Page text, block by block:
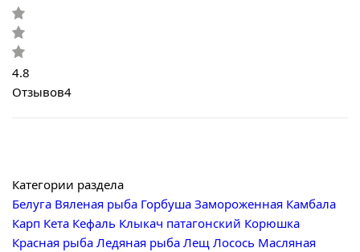
4.8
Отзывов4
Категории раздела
Белуга Вяленая рыба Горбуша Замороженная Камбала
Карп Кета Кефаль Клыкач патагонский Корюшка
Красная рыба Ледяная рыба Лещ Лосось Масляная